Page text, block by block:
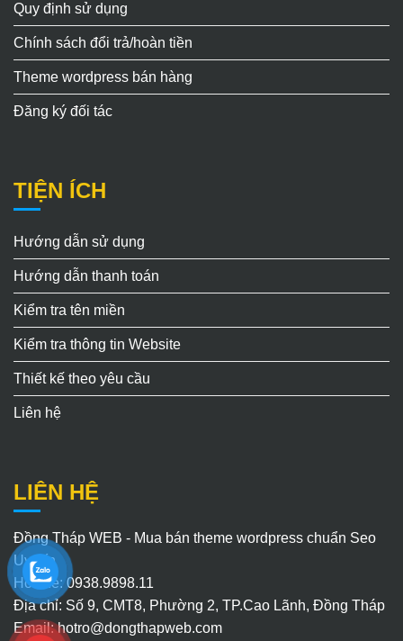
Quy định sử dụng
Chính sách đổi trả/hoàn tiền
Theme wordpress bán hàng
Đăng ký đối tác
TIỆN ÍCH
Hướng dẫn sử dụng
Hướng dẫn thanh toán
Kiểm tra tên miền
Kiểm tra thông tin Website
Thiết kế theo yêu cầu
Liên hệ
LIÊN HỆ
Đồng Tháp WEB - Mua bán theme wordpress chuẩn Seo
Uy Tín
Hotline: 0938.9898.11
Địa chỉ: Số 9, CMT8, Phường 2, TP.Cao Lãnh, Đồng Tháp
Email:hotro@dongthapweb.com